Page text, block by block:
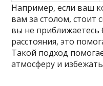
Например, если ваш
вам за столом, стоит
вы не приближаетесь
расстояния, это
Такой подход
атмосферу и